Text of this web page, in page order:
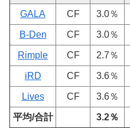
GALA CF 3.0％
B-Den CF 3.0％
Rimple CF 2.7％
iRD CF 3.6％
Lives CF 3.6％
平均/合計 3.2％